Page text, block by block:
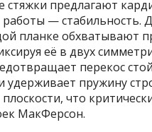
стяжки предлагают
работы — стабильность.
планке обхватывают
её в двух
перекос
удерживает пружину
что
МакФерсон.